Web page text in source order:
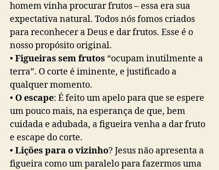
homem vinha procurar frutos – essa era sua
expectativa natural. Todos nós fomos criados
para reconhecer a Deus e dar frutos. Esse é o
nosso propósito original.
• Figueiras sem frutos “ocupam inutilmente a
terra”. O corte é iminente, e justificado a
qualquer momento.
• O escape: É feito um apelo para que se espere
um pouco mais, na esperança de que, bem
cuidada e adubada, a figueira venha a dar fruto
e escape do corte.
• Lições para o vizinho? Jesus não apresenta a
figueira como um paralelo para fazermos uma